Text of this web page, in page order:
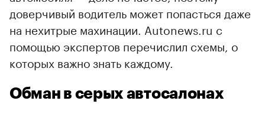
доверчивый водитель может попасться даже
на нехитрые махинации. Autonews.ru с
помощью экспертов перечислил схемы, о
которых важно знать каждому.
Обман в серых автосалонах